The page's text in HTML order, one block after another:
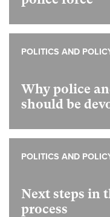
Why police
should be
POLITICS AND
Next steps in
process
POLITICS AND